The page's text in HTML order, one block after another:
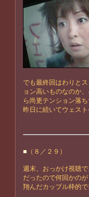
でも最終回はわりと
ョン高いものなのか
ら尚更テンション落
昨日に続いてウェス
■ （８／２９）
週末、おっかけ視聴で
だったので何回かの
翔んだカップル枠的で